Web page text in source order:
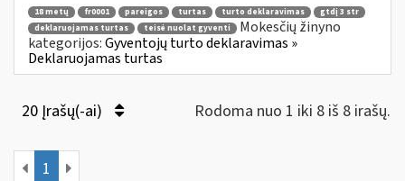
18 metų fr0001 pareigos turtas turto deklaravimas
gtdį 3 str
deklaruojamas turtas
teisė nuolat gyventi
Mokesčių žinyno
kategorijos:Gyventojų turto deklaravimas »
Deklaruojamas turtas
20 Įrašų(-ai) Rodoma nuo 1 iki 8 iš 8 irašų.
1